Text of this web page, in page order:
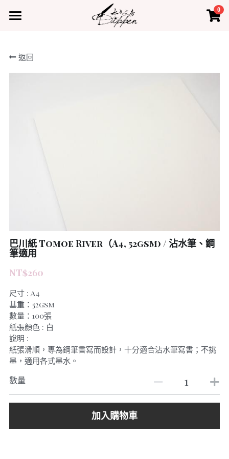
0
產品
返回
巴川紙 Tomoe River（A4, 52gsm) / 沾水筆、鋼
筆適用
NT$260
尺寸 : A4
基重：52gsm
數量：100張
紙張顏色 : 白
說明 :
紙張滑順，專為鋼筆書寫而設計，十分適合沾水筆寫書；不挑
墨，適用各式墨水。
數量
加入購物車
×
商品分類
所有商品分類
×
部落格分類
所有博客分類